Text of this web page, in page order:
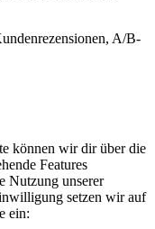
A/B-
können wir dir über die
Features
Nutzung unserer
setzen wir auf
ein: